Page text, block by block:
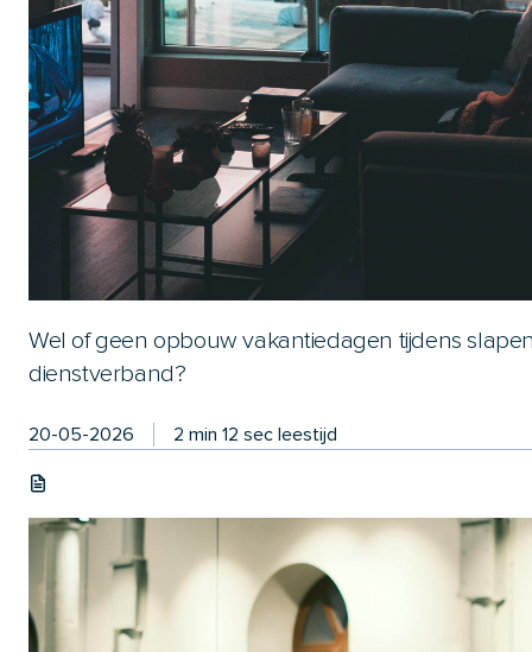
Wel of geen opbouw vakantiedagen tijdens
dienstverband?
20-05-2026 2 min 12 sec leestijd